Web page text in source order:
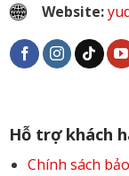
Website:
Hỗ trợ khách
Chính sách